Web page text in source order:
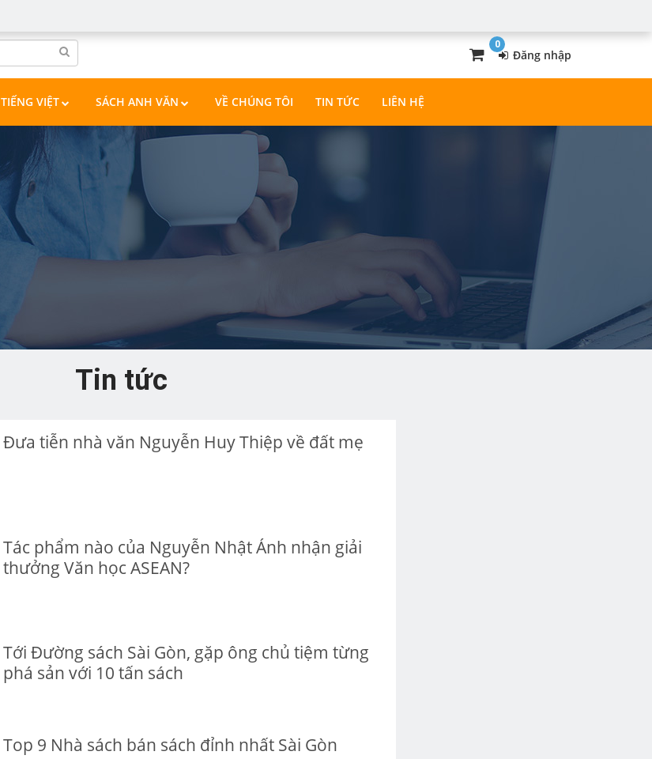
0
Đăng nhập
VIỆT SÁCH ANH VĂN VỀ CHÚNG TÔI TIN TỨC LIÊN HỆ
Tin tức
Đưa tiễn nhà văn Nguyễn Huy Thiệp về đất mẹ
Tác phẩm nào của Nguyễn Nhật Ánh nhận giải
thưởng Văn học ASEAN?
Tới Đường sách Sài Gòn, gặp ông chủ tiệm từng
phá sản với 10 tấn sách
Top 9 Nhà sách bán sách đỉnh nhất Sài Gòn